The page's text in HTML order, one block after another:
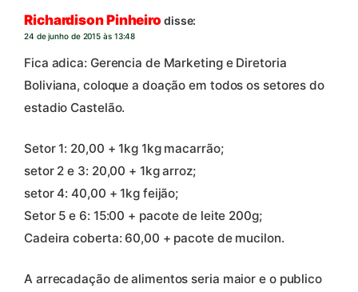
Richardison Pinheiro disse:
24 de junho de 2015 às 13:48
Fica adica: Gerencia de Marketing e Diretoria
Boliviana, coloque a doação em todos os setores do
estadio Castelão.
Setor 1: 20,00 + 1kg 1kg macarrão;
setor 2 e 3: 20,00 + 1kg arroz;
setor 4: 40,00 + 1kg feijão;
Setor 5 e 6: 15:00 + pacote de leite 200g;
Cadeira coberta: 60,00 + pacote de mucilon.
A arrecadação de alimentos seria maior e o publico